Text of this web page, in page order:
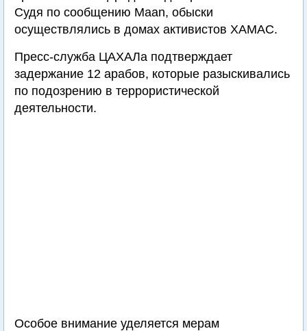
Судя по сообщению Maan, обыски
осуществлялись в домах активистов ХАМАС.
Пресс-служба ЦАХАЛа подтверждает
задержание 12 арабов, которые разыскивались
по подозрению в террористической
деятельности.
Особое внимание уделяется мерам